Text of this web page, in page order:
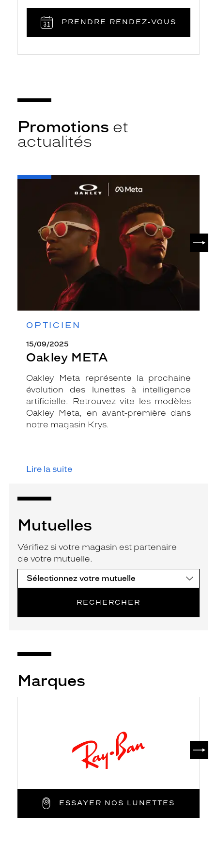
PRENDRE RENDEZ‑VOUS
Promotions et
actualités
OPTICIEN
15/09/2025
Oakley META
Oakley Meta représente la prochaine
évolution des lunettes à intelligence
artificielle. Retrouvez vite les modèles
Oakley Meta, en avant-première dans
notre magasin Krys.
Lire la suite
-
Mutuelles
Vérifiez si votre magasin est partenaire
de votre mutuelle.
RECHERCHER
Marques
ESSAYER NOS LUNETTES